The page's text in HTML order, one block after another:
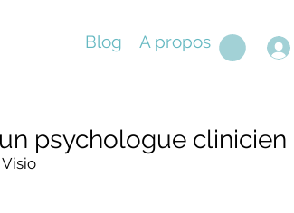
Blog A propos
psychologue clinicien